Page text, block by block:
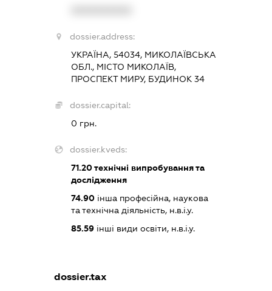
dossier.address:
УКРАЇНА, 54034, МИКОЛАЇВСЬКА
ОБЛ., МІСТО МИКОЛАЇВ,
ПРОСПЕКТ МИРУ, БУДИНОК 34
dossier.capital:
0 грн.
dossier.kveds:
71.20технічні випробування та
дослідження
74.90 інша професійна, наукова
та технічна діяльність, н.в.і.у.
85.59 інші види освіти, н.в.і.у.
dossier.tax